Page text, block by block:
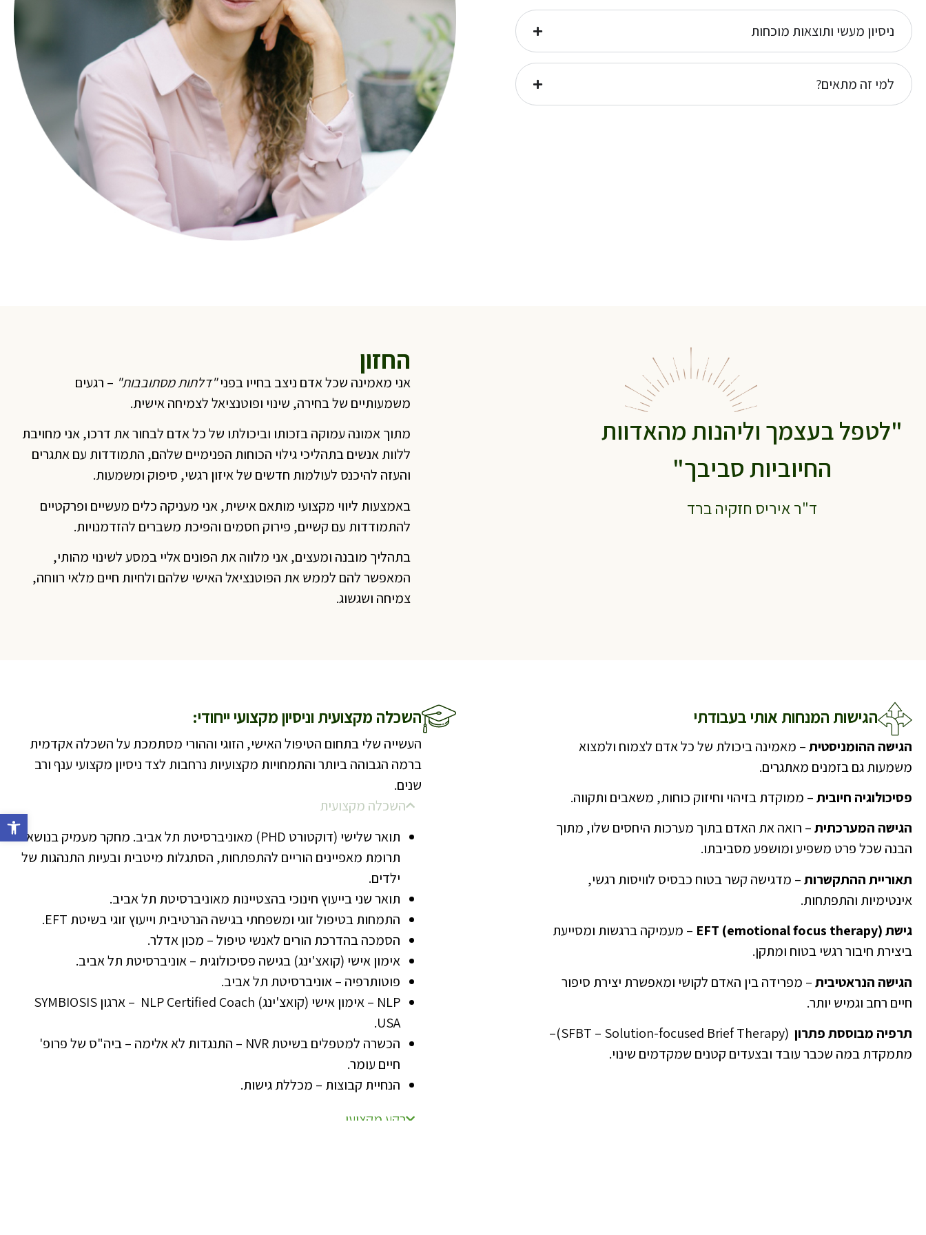
פתח
ניסיון מעשי ותוצאות מוכחות
למי זה מתאים?
"לטפל בעצמך וליהנות מהאדוות
החיוביות סביבך"
ד"ר איריס חזקיה ברד
החזון
אני מאמינה שכל אדם ניצב בחייו בפני"דלתות מסתובבות" – רגעים
משמעותיים של בחירה, שינוי ופוטנציאל לצמיחה אישית.
מתוך אמונה עמוקה בזכותו וביכולתו של כל אדם לבחור את דרכו, אני מחויבת
ללוות אנשים בתהליכי גילוי הכוחות הפנימיים שלהם, התמודדות עם אתגרים
והעזה להיכנס לעולמות חדשים של איזון רגשי, סיפוק ומשמעות.
באמצעות ליווי מקצועי מותאם אישית, אני מעניקה כלים מעשיים ופרקטיים
להתמודדות עם קשיים, פירוק חסמים והפיכת משברים להזדמנויות.
בתהליך מובנה ומעצים, אני מלווה את הפונים אליי במסע לשינוי מהותי,
המאפשר להם לממש את הפוטנציאל האישי שלהם ולחיות חיים מלאי רווחה,
צמיחה ושגשוג.
הגישות המנחות אותי בעבודתי
הגישה ההומניסטית– מאמינה ביכולת של כל אדם לצמוח ולמצוא
משמעות גם בזמנים מאתגרים.
פסיכולוגיה חיובית– ממוקדת בזיהוי וחיזוק כוחות, משאבים ותקווה.
הגישה המערכתית– רואה את האדם בתוך מערכות היחסים שלו, מתוך
הבנה שכל פרט משפיע ומושפע מסביבתו.
תאוריית ההתקשרות– מדגישה קשר בטוח כבסיס לוויסות רגשי,
אינטימיות והתפתחות.
גישת(emotional focus therapy) EFT
– מעמיקה ברגשות ומסייעת
ביצירת חיבור רגשי בטוח ומתקן.
הגישה הנראטיבית– מפרידה בין האדם לקושי ומאפשרת יצירת סיפור
חיים רחב וגמיש יותר.
תרפיה מבוססת פתרון
(SFBT – Solution-focused Brief Therapy)–
מתמקדת במה שכבר עובד ובצעדים קטנים שמקדמים שינוי.
השכלה מקצועית וניסיון מקצועי ייחודי:
העשייה שלי בתחום הטיפול האישי, הזוגי וההורי מסתמכת על השכלה אקדמית
ברמה הגבוהה ביותר והתמחויות מקצועיות נרחבות לצד ניסיון מקצועי ענף ורב
שנים.
השכלה מקצועית
תואר שלישי (דוקטורט PHD) מאוניברסיטת תל אביב. מחקר מעמיק בנושא:
תרומת מאפיינים הוריים להתפתחות, הסתגלות מיטבית ובעיות התנהגות של
ילדים.
תואר שני בייעוץ חינוכי בהצטיינות מאוניברסיטת תל אביב.
התמחות בטיפול זוגי ומשפחתי בגישה הנרטיבית וייעוץ זוגי בשיטת EFT.
הסמכה בהדרכת הורים לאנשי טיפול – מכון אדלר.
אימון אישי (קואצ'ינג) בגישה פסיכולוגית – אוניברסיטת תל אביב.
פוטותרפיה – אוניברסיטת תל אביב.
NLP – אימון אישי (קואצ'ינג) NLP Certified Coach – ארגון SYMBIOSIS
USA.
הכשרה למטפלים בשיטת NVR – התנגדות לא אלימה – ביה"ס של פרופ'
חיים עומר.
הנחיית קבוצות – מכללת גישות.
רקע מקצועי